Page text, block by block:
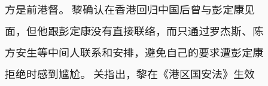
方是前港督。 黎确认在香港回归中国后曾与彭定康见
面，但他跟彭定康没有直接联络，而只通过罗杰斯、陈
方安生等中间人联系和安排，避免自己的要求遭彭定康
拒绝时感到尴尬。 关指出，黎在《港区国安法》生效